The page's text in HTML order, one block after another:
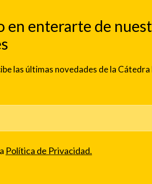
en enterarte de
las últimas novedades de la
Política de Privacidad.